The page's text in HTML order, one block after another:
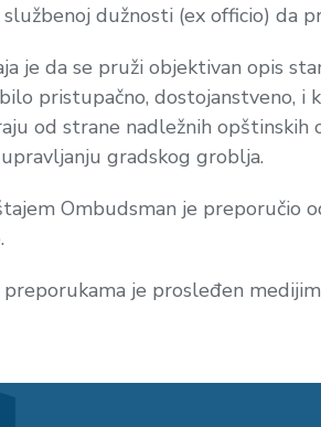
dužnosti (ex officio) da
je da se pruži objektivan opis
pristupačno, dostojanstveno, i
od strane nadležnih opštinskih
gradskog groblja.
Ombudsman je preporučio
preporukama je prosleđen